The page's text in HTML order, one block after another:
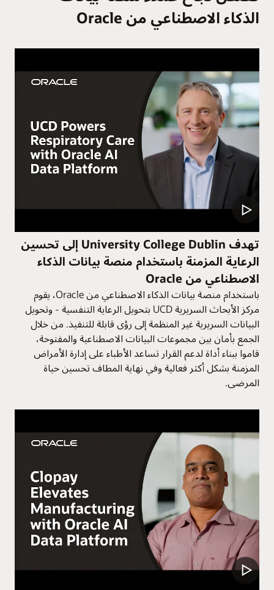
الذكاء الاصطناعي من Oracle
تهدف University College Dublin إلى تحسين
الرعاية المزمنة باستخدام منصة بيانات الذكاء
الاصطناعي من Oracle
باستخدام منصة بيانات الذكاء الاصطناعي من Oracle، يقوم
مركز الأبحاث السريرية UCD بتحويل الرعاية التنفسية - وتحويل
البيانات السريرية غير المنظمة إلى رؤى قابلة للتنفيذ. من خلال
الجمع بأمان بين مجموعات البيانات الاصطناعية والمفتوحة،
قاموا ببناء أداة لدعم القرار تساعد الأطباء على إدارة الأمراض
المزمنة بشكل أكثر فعالية وفي نهاية المطاف تحسين حياة
المرضى.